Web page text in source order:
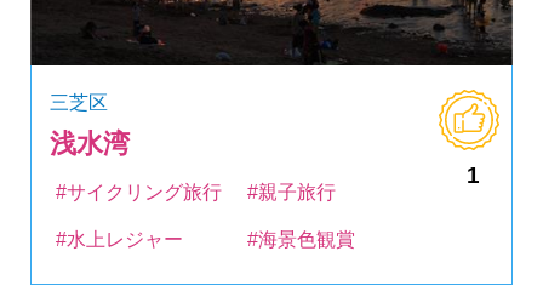
三芝区
浅水湾
1
#サイクリング旅行 #親子旅行
#水上レジャー #海景色観賞